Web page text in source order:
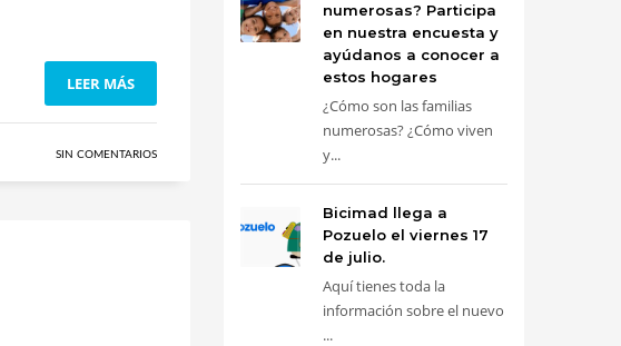
LEER MÁS
SIN COMENTARIOS
numerosas? Participa
en nuestra encuesta y
ayúdanos a conocer a
estos hogares
¿Cómo son las familias
numerosas? ¿Cómo viven
y...
Bicimad llega a
Pozuelo el viernes 17
de julio.
Aquí tienes toda la
información sobre el nuevo
...